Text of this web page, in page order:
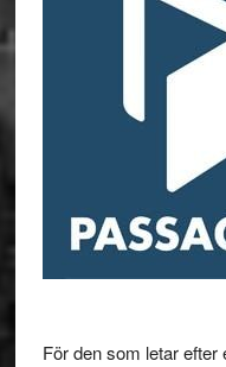
För den som letar efter